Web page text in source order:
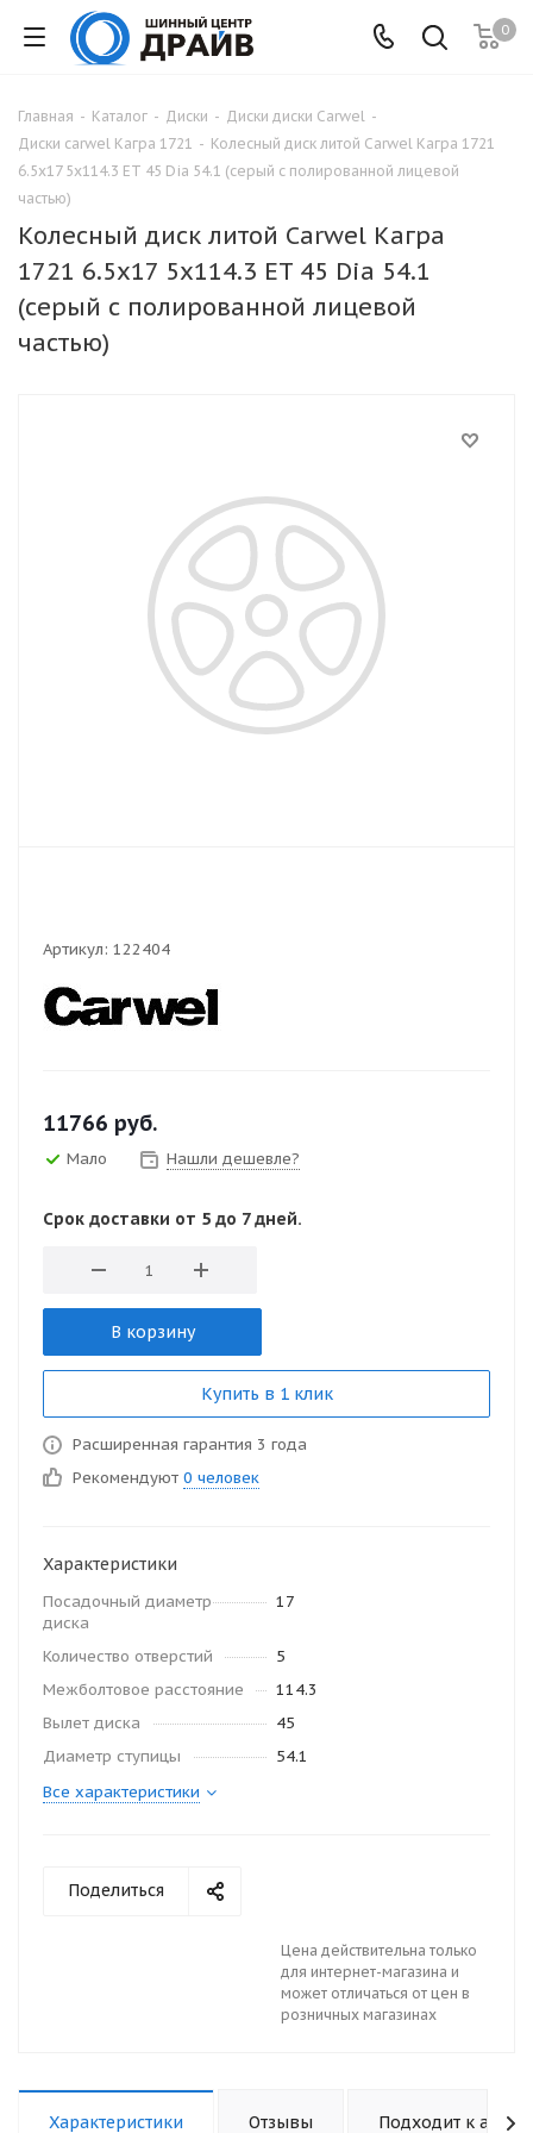
0
Главная - Каталог - Диски - Диски диски Carwel -
Диски carwel Кагра 1721 - Колесный диск литой Carwel Кагра 1721
6.5x17 5x114.3 ET 45 Dia 54.1 (серый с полированной лицевой
частью)
Колесный диск литой Carwel Кагра
1721 6.5x17 5x114.3 ET 45 Dia 54.1
(серый с полированной лицевой
частью)
Артикул: 122404
11766 руб.
Мало Нашли дешевле?
Срок доставки от 5 до 7 дней.
В корзину
Купить в 1 клик
Расширенная гарантия 3 года
Рекомендуют 0 человек
Характеристики
Посадочный диаметр
диска
17
Количество отверстий
5
Межболтовое расстояние
114.3
Вылет диска
45
Диаметр ступицы
54.1
Все характеристики
Поделиться
Цена действительна только
для интернет-магазина и
может отличаться от цен в
розничных магазинах
Характеристики Отзывы Подходит к авто